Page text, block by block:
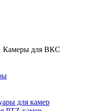
Камеры для ВКС
для камер